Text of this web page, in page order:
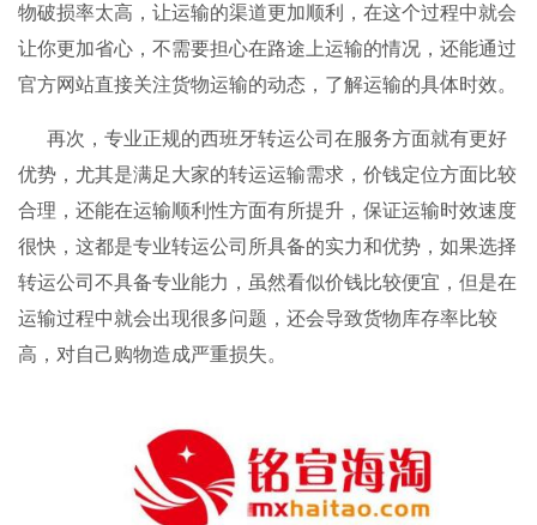
物破损率太高，让运输的渠道更加顺利，在这个过程中就会
让你更加省心，不需要担心在路途上运输的情况，还能通过
官方网站直接关注货物运输的动态，了解运输的具体时效。
再次，专业正规的西班牙转运公司在服务方面就有更好
优势，尤其是满足大家的转运运输需求，价钱定位方面比较
合理，还能在运输顺利性方面有所提升，保证运输时效速度
很快，这都是专业转运公司所具备的实力和优势，如果选择
转运公司不具备专业能力，虽然看似价钱比较便宜，但是在
运输过程中就会出现很多问题，还会导致货物库存率比较
高，对自己购物造成严重损失。